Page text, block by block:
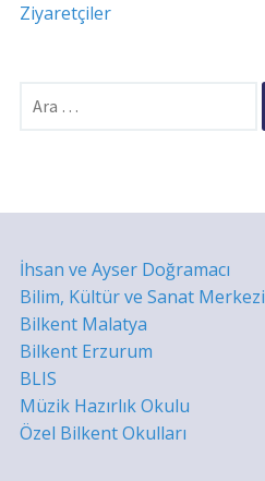
Ziyaretçiler
İhsan ve Ayser Doğramacı
Bilim, Kültür ve Sanat Merkezi
Bilkent Malatya
Bilkent Erzurum
BLIS
Müzik Hazırlık Okulu
Özel Bilkent Okulları